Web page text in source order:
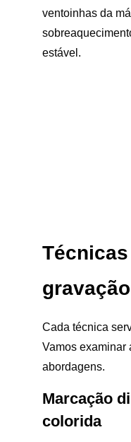
ventoinhas da
estável.
gravação
Cada técnica
Vamos examinar
abordagens.
Marcação
colorida